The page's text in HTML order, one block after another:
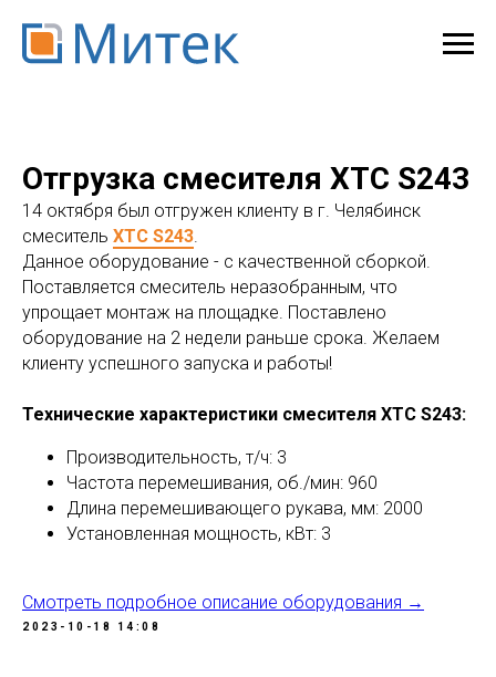
Отгрузка смесителя ХТС S243
14 октября был отгружен клиенту в г. Челябинск
смеситель ХТС S243.
Данное оборудование - с качественной сборкой.
Поставляется смеситель неразобранным, что
упрощает монтаж на площадке. Поставлено
оборудование на 2 недели раньше срока. Желаем
клиенту успешного запуска и работы!
Технические характеристики смесителя ХТС S243:
Производительность, т/ч: 3
Частота перемешивания, об./мин: 960
Длина перемешивающего рукава, мм: 2000
Установленная мощность, кВт: 3
Смотреть подробное описание оборудования →
2023-10-18 14:08